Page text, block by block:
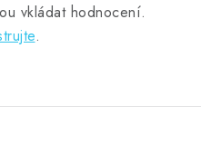
vkládat hodnocení.
.